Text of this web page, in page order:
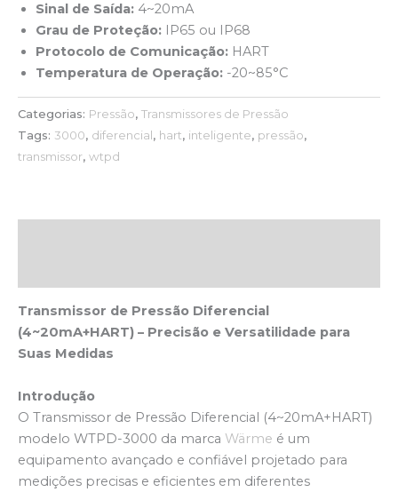
Sinal de Saída: 4~20mA
Grau de Proteção: IP65 ou IP68
Protocolo de Comunicação: HART
Temperatura de Operação: -20~85°C
Categorias: Pressão, Transmissores de Pressão
Tags: 3000, diferencial, hart, inteligente, pressão,
transmissor, wtpd
Transmissor de Pressão Diferencial
(4~20mA+HART) – Precisão e Versatilidade para
Suas Medidas
Introdução
O Transmissor de Pressão Diferencial (4~20mA+HART)
modelo WTPD-3000 da marca Wärme é um
equipamento avançado e confiável projetado para
medições precisas e eficientes em diferentes